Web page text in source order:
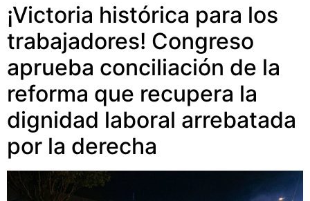
¡Victoria histórica para los
trabajadores! Congreso
aprueba conciliación de la
reforma que recupera la
dignidad laboral arrebatada
por la derecha